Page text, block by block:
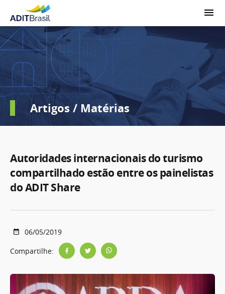
Artigos / Matérias
Autoridades internacionais do turismo
compartilhado estão entre os painelistas
do ADIT Share
06/05/2019
Compartilhe: